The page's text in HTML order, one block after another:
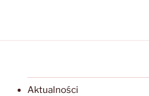
Aktualności